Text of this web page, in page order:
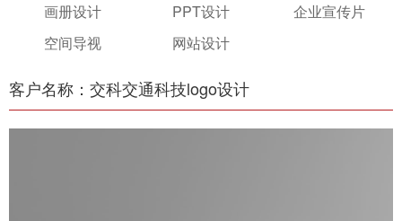
画册设计
PPT设计
企业宣传片
空间导视
网站设计
客户名称：交科交通科技logo设计